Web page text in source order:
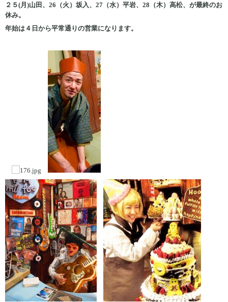
２５(月)山田、26（火）坂入、27（水）平岩、28（木）高松、が最終のお
休み。
年始は４日から平常通りの営業になります。